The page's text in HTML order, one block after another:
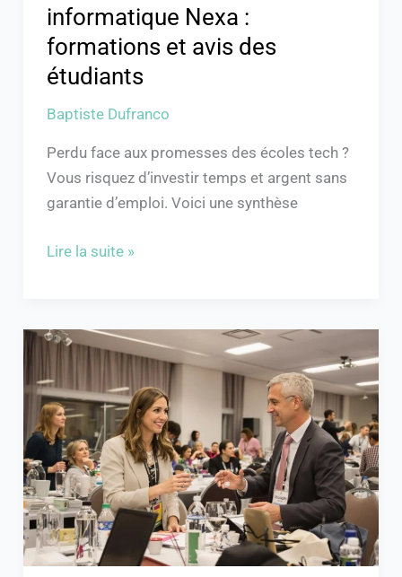
informatique Nexa :
formations et avis des
étudiants
Baptiste Dufranco
Perdu face aux promesses des écoles tech ?
Vous risquez d’investir temps et argent sans
garantie d’emploi. Voici une synthèse
Lire la suite »
Agences
linguistiques
:
comment
choisir
le
bon
service
d’interprétation